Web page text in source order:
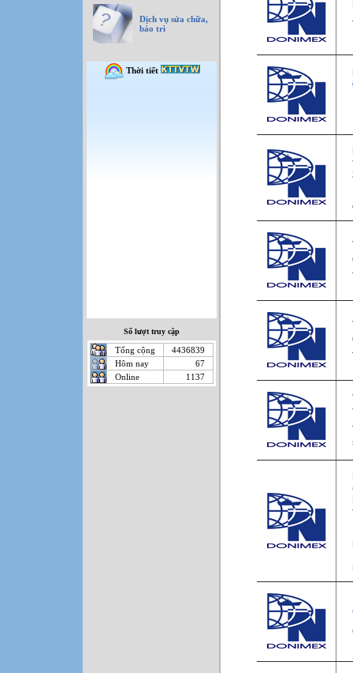
Dịch vụ sửa chữa,
bảo trì
Số lượt truy cập
Tổng cộng
4436839
Hôm nay
67
Online
1137